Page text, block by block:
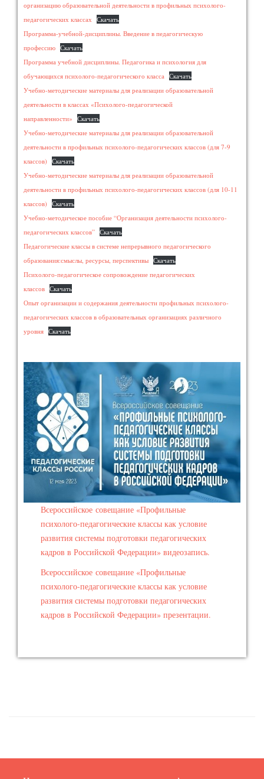
организацию образовательной деятельности в профильных психолого-
педагогических классах Скачать
Программа-учебной-дисциплины. Введение в педагогическую
профессию Скачать
Программа учебной дисциплины. Педагогика и психология для
обучающихся психолого-педагогического класса Скачать
Учебно-методические материалы для реализации образовательной
деятельности в классах «Психолого-педагогической
направленности»
Скачать
Учебно-методические материалы для реализации образовательной
деятельности в профильных психолого-педагогических классов (для 7-9
классов)
Скачать
Учебно-методические материалы для реализации образовательной
деятельности в профильных психолого-педагогических классов (для 10-11
классов)
Скачать
Учебно-методическое пособие “Организация деятельности психолого-
педагогических классов” Скачать
Педагогические классы в системе непрерывного педагогического
образования:смыслы, ресурсы, перспективы Скачать
Психолого-педагогическое сопровождение педагогических
классов Скачать
Опыт организации и содержания деятельности профильных психолого-
педагогических классов в образовательных организациях различного
уровня Скачать
Всероссийское совещание «Профильные
психолого-педагогические классы как условие
развития системы подготовки педагогических
кадров в Российской Федерации» видеозапись.
Всероссийское совещание «Профильные
психолого-педагогические классы как условие
развития системы подготовки педагогических
кадров в Российской Федерации» презентации.